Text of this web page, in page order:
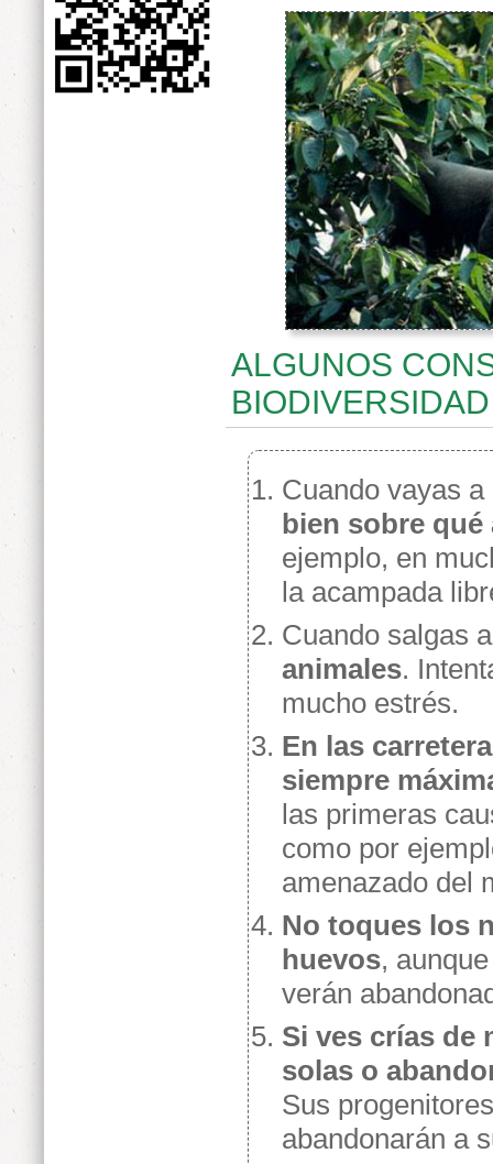
ALGUNOS
BIODIVERSIDAD
Cuando vayas
bien sobre
ejemplo, en
la acampada
Cuando salgas
animales.
mucho estrés.
En las
siempre
las primeras
como por
amenazado del
No toques los
huevos,
verán
Si ves crías de
solas o
Sus
abandonarán a